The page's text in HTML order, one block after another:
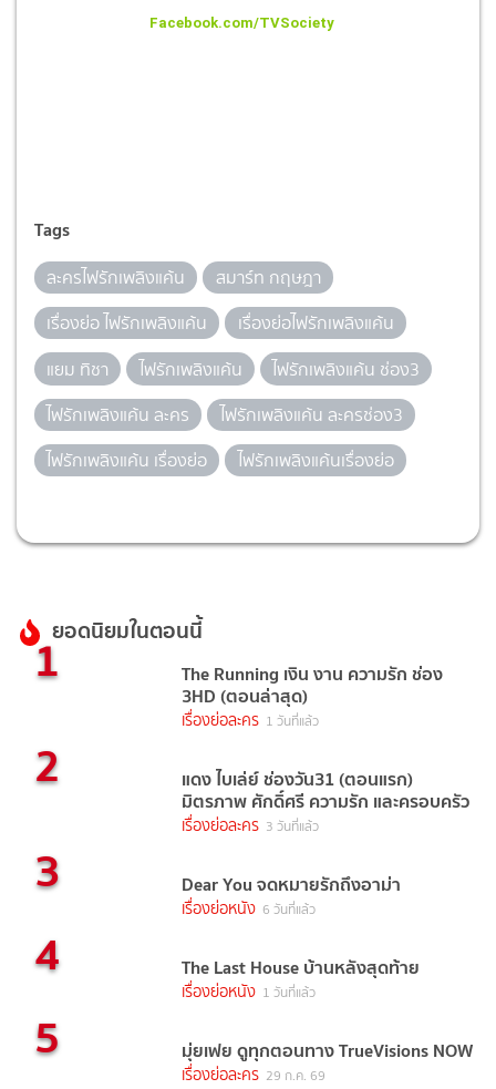
Facebook.com/TVSociety
Tags
ละครไฟรักเพลิงแค้น
สมาร์ท กฤษฎา
เรื่องย่อ ไฟรักเพลิงแค้น
เรื่องย่อไฟรักเพลิงแค้น
แยม ทิชา
ไฟรักเพลิงแค้น
ไฟรักเพลิงแค้น ช่อง3
ไฟรักเพลิงแค้น ละคร
ไฟรักเพลิงแค้น ละครช่อง3
ไฟรักเพลิงแค้น เรื่องย่อ
ไฟรักเพลิงแค้นเรื่องย่อ
ยอดนิยมในตอนนี้
1 The Running เงิน งาน ความรัก ช่อง
3HD (ตอนล่าสุด)
เรื่องย่อละคร 1 วันที่แล้ว
2 แดง ไบเล่ย์ ช่องวัน31 (ตอนแรก)
มิตรภาพ ศักดิ์ศรี ความรัก และครอบครัว
เรื่องย่อละคร 3 วันที่แล้ว
3 Dear You จดหมายรักถึงอาม่า
เรื่องย่อหนัง 6 วันที่แล้ว
4 The Last House บ้านหลังสุดท้าย
เรื่องย่อหนัง 1 วันที่แล้ว
5 มุ่ยเฟย ดูทุกตอนทาง TrueVisions NOW
เรื่องย่อละคร 29 ก.ค. 69